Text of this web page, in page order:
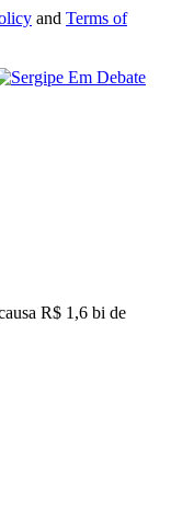
and Terms of
R$ 1,6 bi de